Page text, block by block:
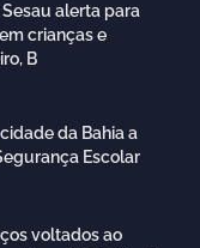
alerta para
crianças e
B
da Bahia a
Escolar
voltados ao